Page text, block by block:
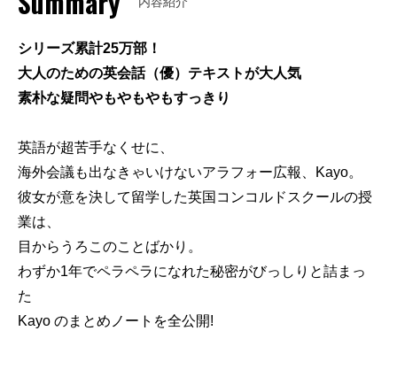
シリーズ累計25万部！
大人のための英会話（優）テキストが大人気
素朴な疑問やもやもやもすっきり
英語が超苦手なくせに、
海外会議も出なきゃいけないアラフォー広報、Kayo。
彼女が意を決して留学した英国コンコルドスクールの授
業は、
目からうろこのことばかり。
わずか1年でペラペラになれた秘密がびっしりと詰まっ
た
Kayo のまとめノートを全公開!